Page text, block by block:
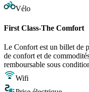
Vélo
First Class-The Comfort
Le Confort est un billet de
de confort et de
remboursable sous
Wifi